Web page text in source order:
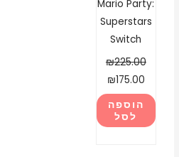
Mario Party:
Superstars
Switch
₪225.00
₪175.00
הוספה
לסל